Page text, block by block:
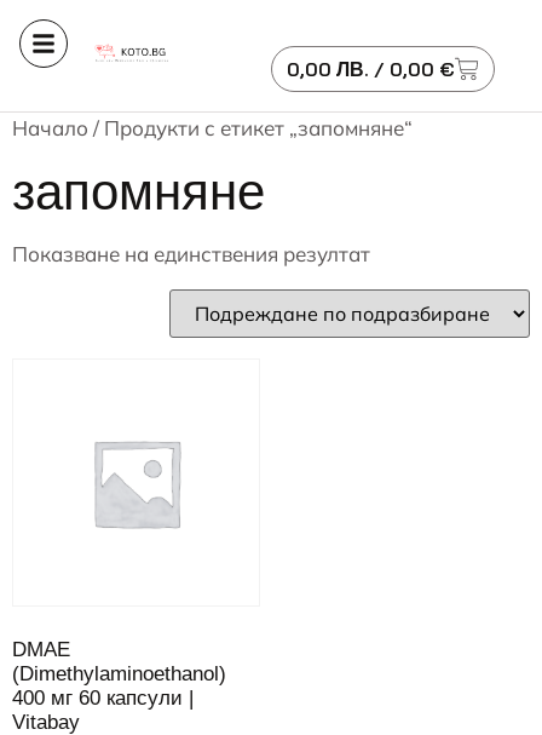
0,00 ЛВ. / 0,00 €
Начало / Продукти с етикет „запомняне“
запомняне
Показване на единствения резултат
DMAE
(Dimethylaminoethanol)
400 мг 60 капсули |
Vitabay